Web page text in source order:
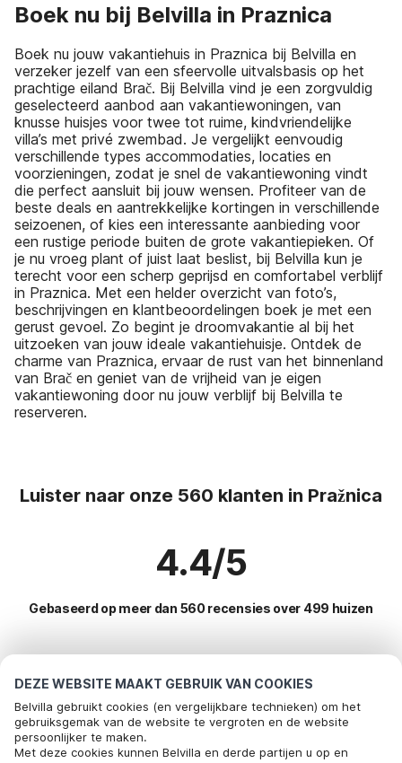
DEZE WEBSITE MAAKT GEBRUIK VAN COOKIES
Belvilla gebruikt cookies (en vergelijkbare technieken) om het
gebruiksgemak van de website te vergroten en de website
persoonlijker te maken.
Met deze cookies kunnen Belvilla en derde partijen u op en
Boek nu bij Belvilla in Praznica
Boek nu jouw vakantiehuis in Praznica bij Belvilla en
verzeker jezelf van een sfeervolle uitvalsbasis op het
prachtige eiland Brač. Bij Belvilla vind je een zorgvuldig
geselecteerd aanbod aan vakantiewoningen, van
knusse huisjes voor twee tot ruime, kindvriendelijke
villa’s met privé zwembad. Je vergelijkt eenvoudig
verschillende types accommodaties, locaties en
voorzieningen, zodat je snel de vakantiewoning vindt
die perfect aansluit bij jouw wensen. Profiteer van de
beste deals en aantrekkelijke kortingen in verschillende
seizoenen, of kies een interessante aanbieding voor
een rustige periode buiten de grote vakantiepieken. Of
je nu vroeg plant of juist laat beslist, bij Belvilla kun je
terecht voor een scherp geprijsd en comfortabel verblijf
in Praznica. Met een helder overzicht van foto’s,
beschrijvingen en klantbeoordelingen boek je met een
gerust gevoel. Zo begint je droomvakantie al bij het
uitzoeken van jouw ideale vakantiehuisje. Ontdek de
charme van Praznica, ervaar de rust van het binnenland
van Brač en geniet van de vrijheid van je eigen
vakantiewoning door nu jouw verblijf bij Belvilla te
reserveren.
Luister naar onze 560 klanten in Pražnica
4.4/5
Gebaseerd op meer dan 560 recensies over 499 huizen
Meest populaire bestemmingen voor
vakantie
Top steden met top voorzieningen voor vakantie